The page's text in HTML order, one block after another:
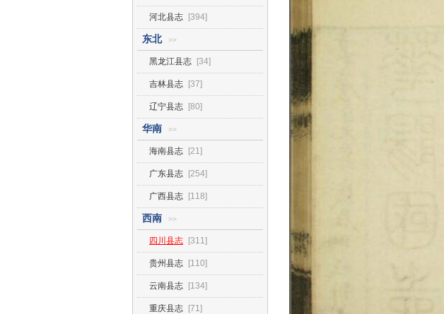
河北县志 [394]
东北 >>
黑龙江县志 [34]
吉林县志 [37]
辽宁县志 [80]
华南 >>
海南县志 [21]
广东县志 [254]
广西县志 [118]
西南 >>
四川县志 [311]
贵州县志 [110]
云南县志 [134]
重庆县志 [71]